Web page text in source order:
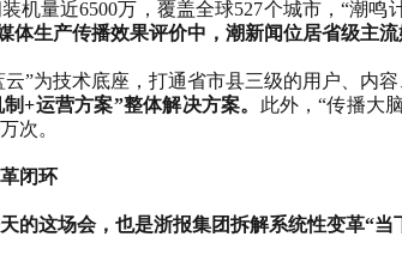
机量近6500万，覆盖全球527个城市，“潮鸣
体生产传播效果评价中，潮新闻位居省级主流
云”为技术底座，打通省市县三级的用户、内
制+运营方案”整体解决方案。 此外，“传播大
万次。
闭环
的这场会，也是浙报集团拆解系统性变革“当